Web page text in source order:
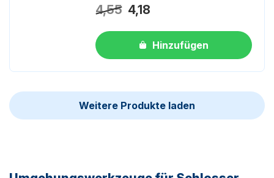
4,55 4,18
Hinzufügen
Weitere Produkte laden